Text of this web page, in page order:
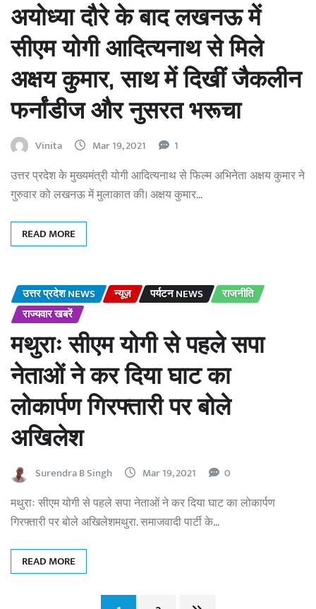
अयोध्या दौरे के बाद लखनऊ में
सीएम योगी आदित्यनाथ से मिले
अक्षय कुमार, साथ में दिखीं जैकलीन
फर्नांडीज और नुसरत भरूचा
Vinita Mar 19, 2021 1
उत्तर प्रदेश के मुख्यमंत्री योगी आदित्यनाथ से फिल्म अभिनेता अक्षय कुमार ने
गुरुवार को लखनऊ में मुलाकात की। अक्षय कुमार…
READ MORE
उत्तर प्रदेश NEWS न्यूज़ पर्यटन NEWS
राजनीति
राज्यवार खबरें
मथुराः सीएम योगी से पहले सपा
नेताओं ने कर दिया घाट का
लोकार्पण गिरफ्तारी पर बोले
अखिलेश
Surendra B Singh Mar 19, 2021 0
मथुराः सीएम योगी से पहले सपा नेताओं ने कर दिया घाट का लोकार्पण
गिरफ्तारी पर बोले अखिलेशमथुरा. समाजवादी पार्टी के…
READ MORE